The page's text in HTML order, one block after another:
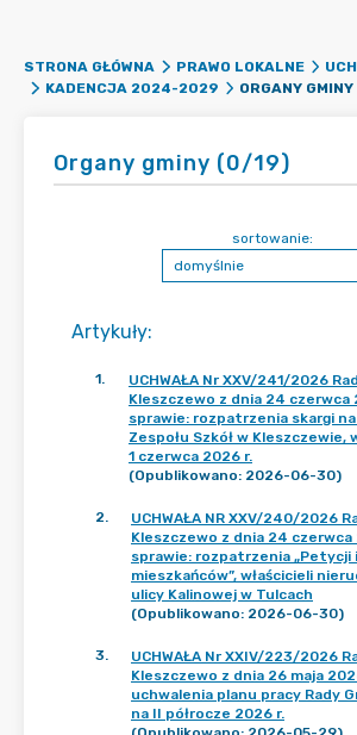
STRONA GŁÓWNA PRAWO LOKALNE
KADENCJA 2024-2029
ORGANY
Organy gminy (0/19)
Artykuły:
sortowanie:
1.
UCHWAŁA Nr XXV/241/2026
Kleszczewo z dnia 24 czerwca
sprawie: rozpatrzenia skargi
Zespołu Szkół w Kleszczewie,
1 czerwca 2026 r.
(Opublikowano: 2026-06-30)
2.
UCHWAŁA NR XXV/240/2026
Kleszczewo z dnia 24 czerwca
sprawie: rozpatrzenia „Petycji
mieszkańców”, właścicieli
ulicy Kalinowej w Tulcach
(Opublikowano: 2026-06-30)
3.
UCHWAŁA Nr XXIV/223/2026
Kleszczewo z dnia 26 maja
uchwalenia planu pracy Rady
na II półrocze 2026 r.